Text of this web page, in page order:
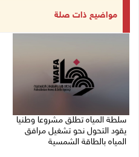
مواضيع ذات صلة
سلطة المياه تطلق مشروعا وطنيا
يقود التحول نحو تشغيل مرافق
المياه بالطاقة الشمسية